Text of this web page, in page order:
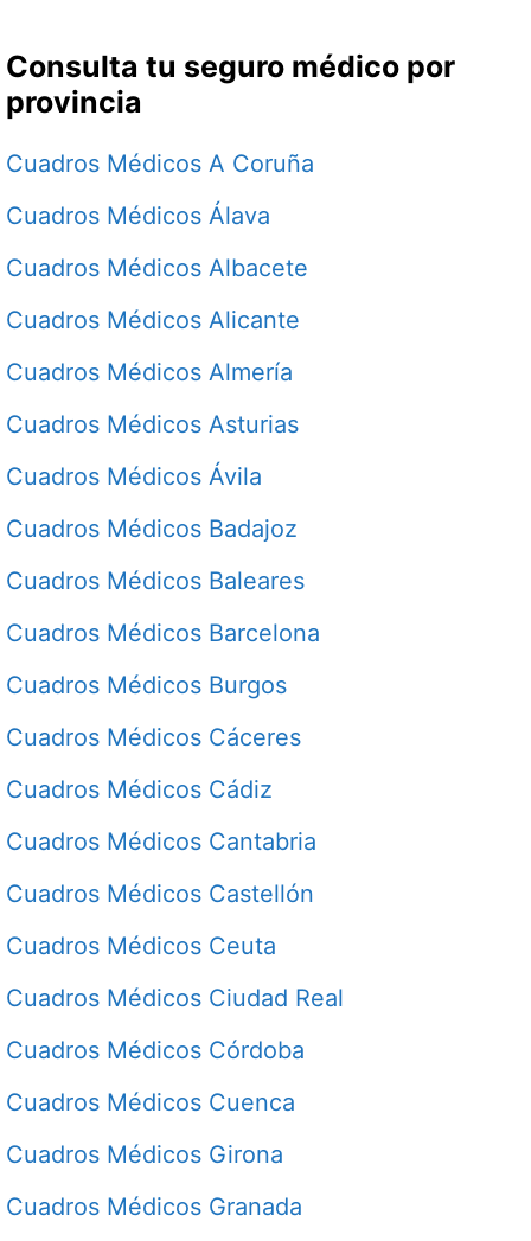
Consulta tu seguro médico por
provincia
Cuadros Médicos A Coruña
Cuadros Médicos Álava
Cuadros Médicos Albacete
Cuadros Médicos Alicante
Cuadros Médicos Almería
Cuadros Médicos Asturias
Cuadros Médicos Ávila
Cuadros Médicos Badajoz
Cuadros Médicos Baleares
Cuadros Médicos Barcelona
Cuadros Médicos Burgos
Cuadros Médicos Cáceres
Cuadros Médicos Cádiz
Cuadros Médicos Cantabria
Cuadros Médicos Castellón
Cuadros Médicos Ceuta
Cuadros Médicos Ciudad Real
Cuadros Médicos Córdoba
Cuadros Médicos Cuenca
Cuadros Médicos Girona
Cuadros Médicos Granada